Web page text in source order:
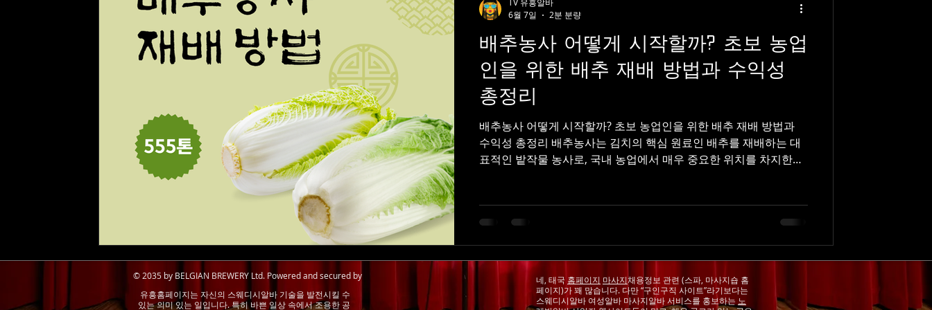
배추농사 어떻게 시작할까? 초보 농업
인을 위한 배추 재배 방법과 수익성
총정리
배추농사 어떻게 시작할까? 초보 농업인을 위한 배추 재배 방법과
수익성 총정리 배추농사는 김치의 핵심 원료인 배추를 재배하는 대
표적인 밭작물 농사로, 국내 농업에서 매우 중요한 위치를 차지한다.
사는 단순히 씨앗을 심는 것보다 기후, 토양, 물 관리, 병해충 관리가
매우 중요하며, 특히 가을배추는 기온 변화에 따라 품질과 수확량이
크게 달라질 수 있다. 배추농사 알아보자 배추농사의 특징 배추는 서
늘한 기후를 좋아하는 대표적인 호냉성 작물이다. 일반적으로 봄배
추와 가을배추로 나누어 재배하며, 특히 가을배추가 생산량과 품질
면에서 가장 많이 재배된다. 재배 기간이 비교적 짧고 회전율이 높지
6월 7일
2분 분량
© 2035 by BELGIAN BREWERY Ltd. Powered and secured by
유흥홈페이지는 자신의 스웨디시알바 기술을 발전시킬 수
있는 의미 있는 일입니다. 특히 바쁜 일상 속에서 조용한 공
네, 태국 홈페이지 마사지채용정보 관련 (스파, 마사지숍 홈
페이지)가 꽤 많습니다. 다만 “구인구직 사이트”라기보다는
스웨디시알바 여성알바 마사지알바 서비스를 홍보하는 노